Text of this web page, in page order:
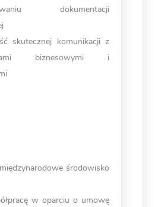
dokumentacji
skutecznej komunikacji z
biznesowymi i
środowisko
w oparciu o umowę